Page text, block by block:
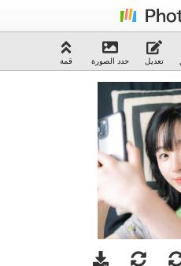
قمة حدد الصورة تعديل